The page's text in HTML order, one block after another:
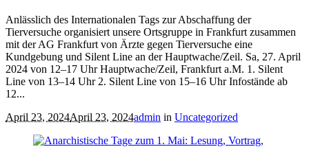
Anlässlich des Internationalen Tags zur Abschaffung der
Tierversuche organisiert unsere Ortsgruppe in Frankfurt zusammen
mit der AG Frankfurt von Ärzte gegen Tierversuche eine
Kundgebung und Silent Line an der Hauptwache/Zeil. Sa, 27. April
2024 von 12–17 Uhr Hauptwache/Zeil, Frankfurt a.M. 1. Silent
Line von 13–14 Uhr 2. Silent Line von 15–16 Uhr Infostände ab
12...
April 23, 2024April 23, 2024admin in Uncategorized